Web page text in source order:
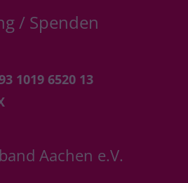
/ Spenden
1019 6520 13
Aachen e.V.